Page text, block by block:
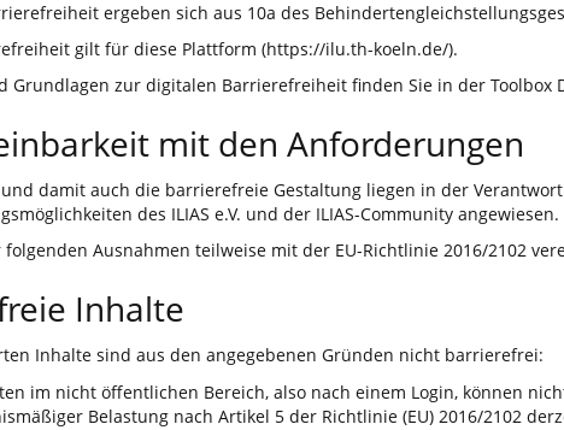
ergeben sich aus 10a des
gilt für diese Plattform (https://ilu.th-koeln.de/).
Grundlagen zur digitalen Barrierefreiheit finden Sie in der Toolbox
mit den Anforderungen
damit auch die barrierefreie Gestaltung liegen in der
des ILIAS e.V. und der ILIAS-Community angewiesen.
Ausnahmen teilweise mit der EU-Richtlinie 2016/2102
Inhalte
Inhalte sind aus den angegebenen Gründen nicht barrierefrei:
im nicht öffentlichen Bereich, also nach einem Login, können
Belastung nach Artikel 5 der Richtlinie (EU) 2016/2102